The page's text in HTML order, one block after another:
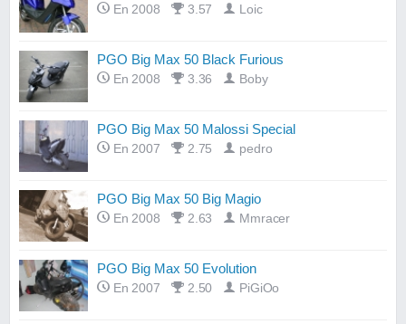
En 2008 3.57 Loic
PGO Big Max 50 Black Furious
En 2008 3.36 Boby
PGO Big Max 50 Malossi Special
En 2007 2.75 pedro
PGO Big Max 50 Big Magio
En 2008 2.63 Mmracer
PGO Big Max 50 Evolution
En 2007 2.50 PiGiOo